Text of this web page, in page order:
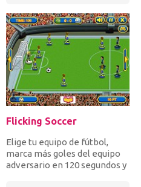
Flicking Soccer
Elige tu equipo de fútbol, ​​
marca más goles del equipo
adversario en 120 segundos y